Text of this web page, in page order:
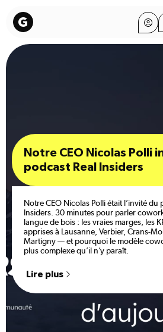
Notre CEO Nicolas Polli
podcast Real Insiders
Notre CEO Nicolas Polli était l’invité du
Insiders. 30 minutes pour parler
langue de bois : les vraies marges, les
apprises à Lausanne, Verbier, Crans-
Martigny — et pourquoi le modèle
plus complexe qu’il n’y paraît.
Lire plus